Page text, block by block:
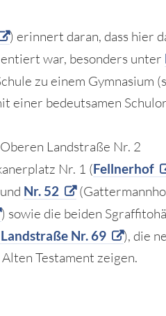
) erinnert daran, dass hier
war, besonders unter
zu einem Gymnasium
einer bedeutsamen
Landstraße Nr. 2
Nr. 1 (Fellnerhof
Nr. 52
) sowie die beiden
Nr. 69
), die
Testament zeigen.